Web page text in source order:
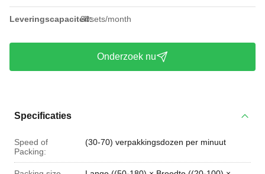
Leveringscapaciteit:30sets/month
Onderzoek nu
Specificaties
Speed of
Packing:
(30-70) verpakkingsdozen per minuut